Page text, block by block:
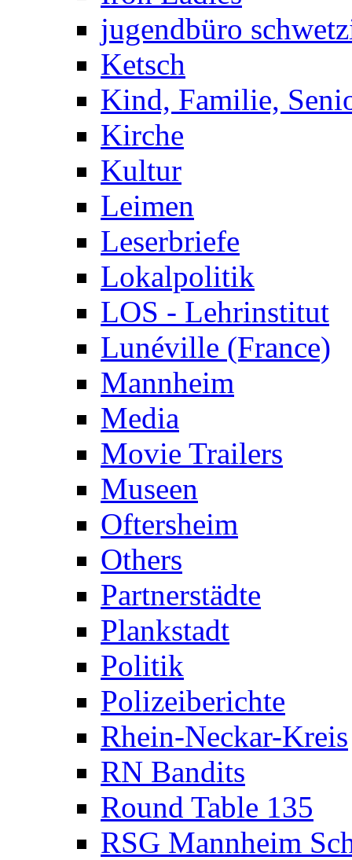
jugendbüro
Ketsch
Kind, Familie,
Kirche
Kultur
Leimen
Leserbriefe
Lokalpolitik
LOS - Lehrinstitut
Lunéville (France)
Mannheim
Media
Movie Trailers
Museen
Oftersheim
Others
Partnerstädte
Plankstadt
Politik
Polizeiberichte
Rhein-Neckar-Kreis
RN Bandits
Round Table 135
RSG Mannheim